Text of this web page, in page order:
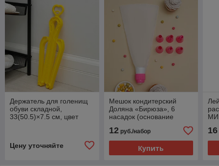
Держатель для голенищ
обуви складной,
33(50.5)×7.5 см, цвет
Цену уточняйте
Мешок кондитерский
Доляна «Бирюза», 6
насадок (основание
29×19×3,5 см, насадки и
цвет МИКС
12руб./набор
Купить
16